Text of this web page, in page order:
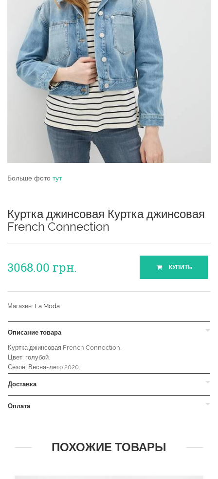
Больше фото тут
Куртка джинсовая Куртка джинсовая
French Connection
3068.00 грн. КУПИТЬ
Магазин: La Moda
Описание товара
Куртка джинсовая French Connection.
Цвет: голубой.
Сезон: Весна-лето 2020.
Доставка
Оплата
ПОХОЖИЕ ТОВАРЫ